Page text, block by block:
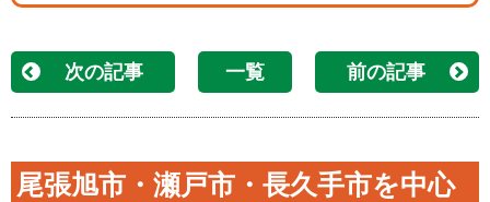
次の記事 一覧 前の記事
尾張旭市・瀬戸市・長久手市を中心